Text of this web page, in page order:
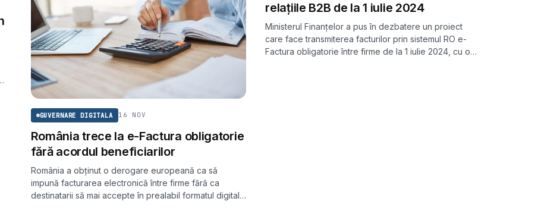
GUVERNARE DIGITALA 16 NOV
România trece la e-Factura obligatorie
fără acordul beneficiarilor
România a obținut o derogare europeană ca să
impună facturarea electronică între firme fără ca
destinatarii să mai accepte în prealabil formatul digital.
relațiile B2B de la 1 iulie 2024
Ministerul Finanțelor a pus în dezbatere un proiect
care face transmiterea facturilor prin sistemul RO e-
Factura obligatorie între firme de la 1 iulie 2024, cu o